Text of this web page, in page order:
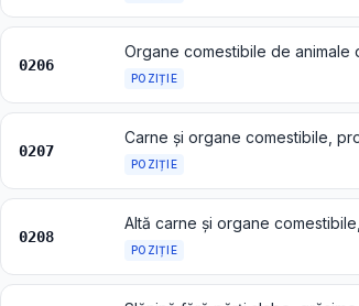
0206
POZIȚIE
0207
POZIȚIE
0208
Altă carne și organe
POZIȚIE